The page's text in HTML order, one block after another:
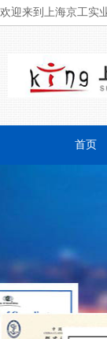
欢迎来到上海京工实
首页